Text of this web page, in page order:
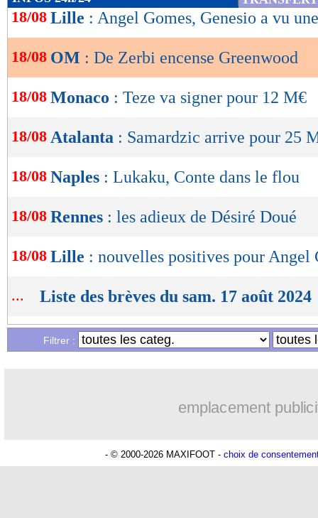
de
OK
18/08 Lille : Angel Gomes, Genesio a vu
18/08 OM : De Zerbi encense Greenwood
18/08 Monaco : Teze va signer pour 12 M€
18/08 Atalanta : Samardzic arrive pour 25
18/08 Naples : Lukaku, Conte dans le flou
18/08 Rennes : les adieux de Désiré Doué
18/08 Lille : nouvelles positives pour Angel
... Liste des brèves du sam. 17 août 2024
Liste des brèves du ven. 16 août 2024
Filtrer :
emplacement
- © 2000-2026 MAXIFOOT - choix de